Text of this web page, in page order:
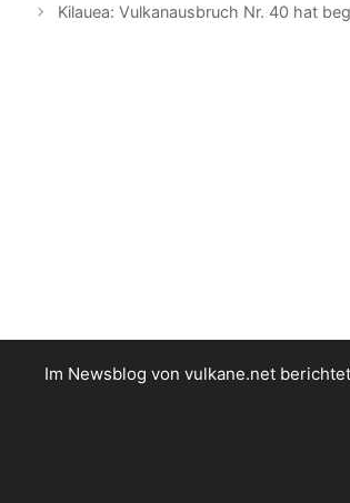
Kilauea: Vulkanausbruch Nr. 40 hat
Im Newsblog von vulkane.net